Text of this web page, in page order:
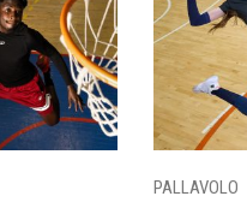
PALLAVOLO